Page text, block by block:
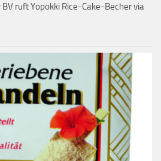
ruft Yopokki Rice-Cake-Becher via